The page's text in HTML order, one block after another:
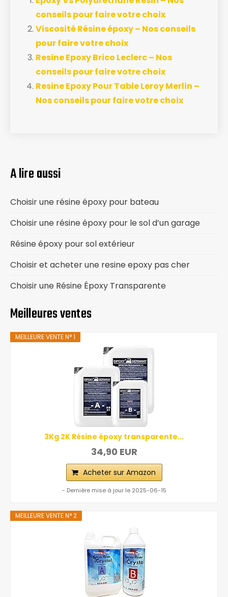
conseils pour faire votre choix
Viscosité Résine époxy – Nos conseils
pour faire votre choix
Resine Epoxy Brico Leclerc – Nos
conseils pour faire votre choix
Resine Epoxy Pour Table Leroy Merlin –
Nos conseils pour faire votre choix
A lire aussi
Choisir une résine époxy pour bateau
Choisir une résine époxy pour le sol d’un garage
Résine époxy pour sol extérieur
Choisir et acheter une resine epoxy pas cher
Choisir une Résine Époxy Transparente
Meilleures ventes
MEILLEURE VENTE N° 1
3Kg 2K Résine époxy transparente...
34,90 EUR
Acheter sur Amazon
- Dernière mise à jour le 2025-06-15
MEILLEURE VENTE N° 2